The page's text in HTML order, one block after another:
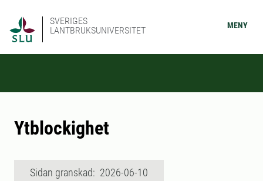
SVERIGES
LANTBRUKSUNIVERSITET
MENY
Ytblockighet
Sidan granskad: 2026-06-10